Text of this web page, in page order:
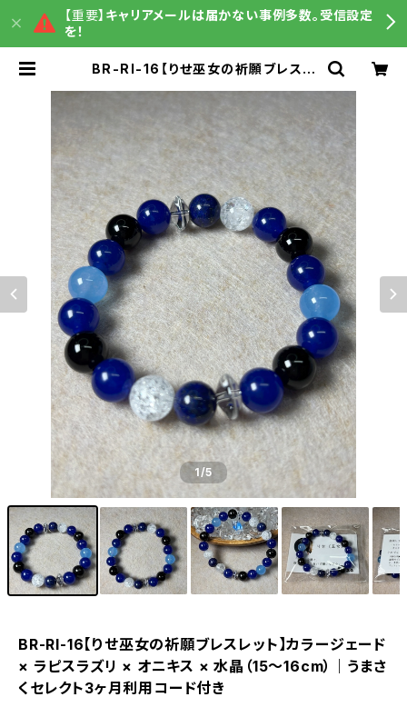
【重要】 キャリアメールは届かない事例多数。受信設定
を！
BR-RI-16【りせ巫女の祈願ブレスレ
× オニキス × 水晶（15〜16cm）｜う
うまさくグッズ販売
1/5
BR-RI-16【りせ巫女の祈願ブレスレット】カラージェード
× ラピスラズリ × オニキス × 水晶（15〜16cm）｜うまさ
くセレクト3ヶ月利用コード付き